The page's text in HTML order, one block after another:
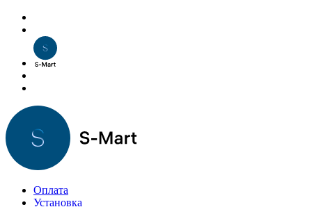
Оплата
Установка